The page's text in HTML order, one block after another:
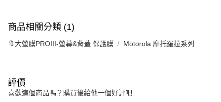
商品相關分類 (1)
🔖大螢膜PROIII-螢幕&背蓋 保護膜 Motorola 摩托羅拉系列
評價
喜歡這個商品嗎？購買後給他一個好評吧